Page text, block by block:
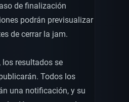
de finalización
podrán previsualizar
de cerrar la jam.
resultados se
Todos los
una notificación, y su